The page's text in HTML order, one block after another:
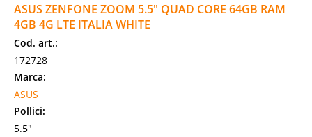
ASUS ZENFONE ZOOM 5.5" QUAD CORE 64GB RAM
4GB 4G LTE ITALIA WHITE
Cod. art.:
172728
Marca:
ASUS
Pollici:
5.5"